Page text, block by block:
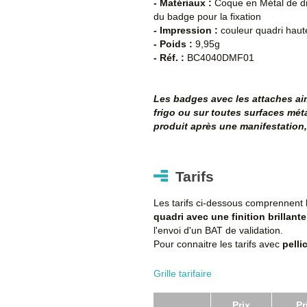
- Matériaux : Coque en Métal de
du badge pour la fixation
- Impression : couleur quadri
- Poids : 9,95g
- Réf. : BC4040DMF01
Les badges avec les attaches
frigo ou sur toutes surfaces
produit après une
Tarifs
Les tarifs ci-dessous
quadri avec une finition brillante
l'envoi d'un BAT de validation.
Pour connaitre les tarifs avec
Grille tarifaire